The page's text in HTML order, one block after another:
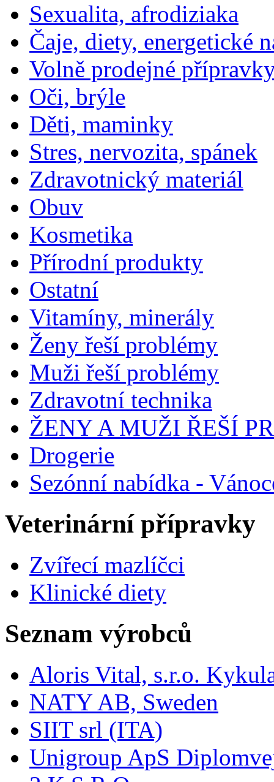
Sexualita, afrodiziaka
Čaje, diety, energetické
Volně prodejné
Oči, brýle
Děti, maminky
Stres, nervozita, spánek
Zdravotnický materiál
Obuv
Kosmetika
Přírodní produkty
Ostatní
Vitamíny, minerály
Ženy řeší problémy
Muži řeší problémy
Zdravotní technika
ŽENY A MUŽI ŘEŠÍ
Drogerie
Sezónní nabídka -
Veterinární přípravky
Zvířecí mazlíčci
Klinické diety
Seznam výrobců
Aloris Vital, s.r.o.
NATY AB, Sweden
SIIT srl (ITA)
Unigroup ApS